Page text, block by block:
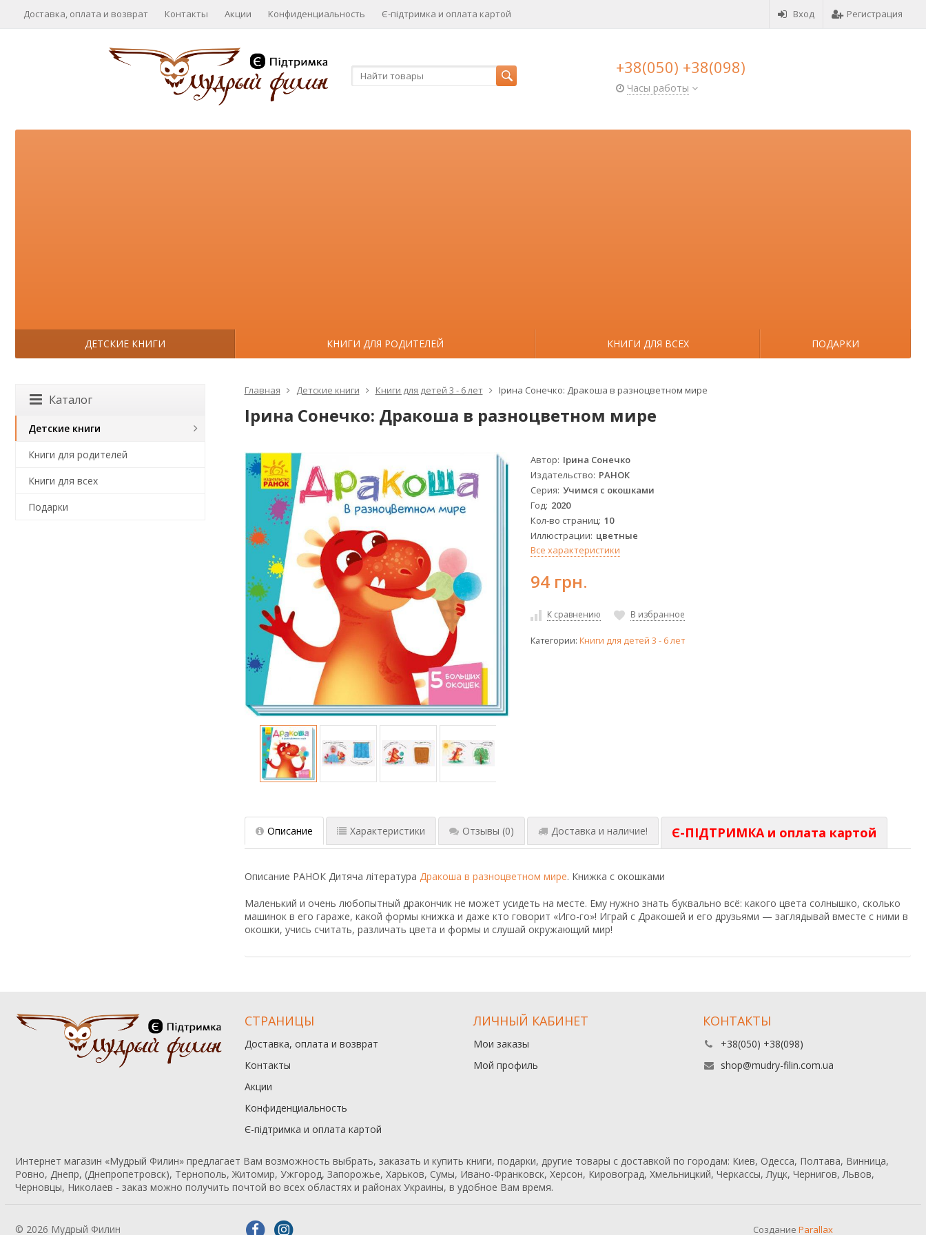
Вход Регистрация
Доставка, оплата и возврат Контакты Акции Конфиденциальность Є-підтримка и оплата картой
+38(050) +38(098)
Часы работы
ДЕТСКИЕ КНИГИ КНИГИ ДЛЯ РОДИТЕЛЕЙ КНИГИ ДЛЯ ВСЕХ ПОДАРКИ
Главная Детские книги Книги для детей 3 - 6 лет Ірина Сонечко: Дракоша в разноцветном мире
Ірина Сонечко: Дракоша в разноцветном мире
Автор Ірина Сонечко
Издательство РАНОК
Серия Учимся с окошками
Год 2020
Кол-во страниц 10
Иллюстрации цветные
Все характеристики
94 грн.
К сравнению В избранное
Категории:Книги для детей 3 - 6 лет
Описание Характеристики Отзывы (0) Доставка и наличие! Є-ПІДТРИМКА и оплата картой
Описание РАНОК Дитяча література Дракоша в разноцветном мире. Книжка с окошками
Маленький и очень любопытный дракончик не может усидеть на месте. Ему нужно знать буквально всё: какого цвета солнышко, сколько
машинок в его гараже, какой формы книжка и даже кто говорит «Иго-го»! Играй с Дракошей и его друзьями — заглядывай вместе с ними в
окошки, учись считать, различать цвета и формы и слушай окружающий мир!
Каталог
Детские книги
Книги для родителей
Книги для всех
Подарки
СТРАНИЦЫ
Доставка, оплата и возврат
Контакты
Акции
Конфиденциальность
Є-підтримка и оплата картой
ЛИЧНЫЙ КАБИНЕТ
Мои заказы
Мой профиль
КОНТАКТЫ
+38(050) +38(098)
shop@mudry-filin.com.ua
Интернет магазин «Мудрый Филин» предлагает Вам возможность выбрать, заказать и купить книги, подарки, другие товары с доставкой по городам: Киев, Одесса, Полтава, Винница,
Ровно, Днепр, (Днепропетровск), Тернополь, Житомир, Ужгород, Запорожье, Харьков, Сумы, Ивано-Франковск, Херсон, Кировоград, Хмельницкий, Черкассы, Луцк, Чернигов, Львов,
Черновцы, Николаев - заказ можно получить почтой во всех областях и районах Украины, в удобное Вам время.
© 2026 Мудрый Филин Создание Parallax